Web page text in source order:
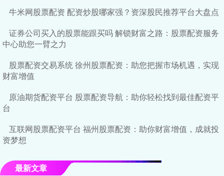
牛米网股票配资 配资炒股哪家强？资深股民推荐平台大盘点
证券公司买入的股票能跟买吗 解锁财富之路：股票配资服务
中心助您一臂之力
股票配资交易系统 徐州股票配资：助您把握市场机遇，实现
财富增值
原油期货配资平台 股票配资导航：助你轻松找到最佳配资平
台
互联网股票配资平台 福州股票配资：助你财富增值，成就投
资梦想
最新文章